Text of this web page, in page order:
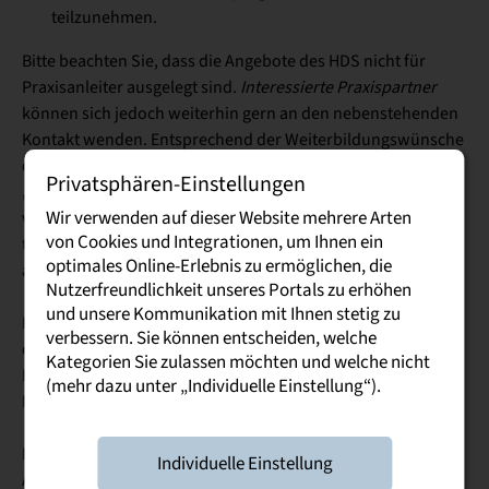
teilzunehmen.
Bitte beachten Sie, dass die Angebote des HDS nicht für
Praxisanleiter ausgelegt sind. Interessierte Praxispartner
können sich jedoch weiterhin gern an den nebenstehenden
Kontakt wenden. Entsprechend der Weiterbildungswünsche
der Firmen können in Anlehnung an die Erfahrungen des
„Didacticum“individuelle Coachingsund Seminare
vermittelt werden. Die Kosten sind durch die Firmen zu
tragen und zwischen Seminarleitung und Firma
auszuhandeln.
Für Ihre organisatorischen und inhaltlichen Fragen rund um
die Seminare und das Zertifikatsprogramm des HDS steht
Ihnen unsere Ansprechpartnerin gern telefonisch oder per
Mail zur Verfügung.
Darüber hinaus können Sie sich mit Ihren Fragen zu den
Angeboten des HDS auch gern direkt an die
Privatsphären-Einstellungen
Wir verwenden auf dieser Website mehrere Arten
von Cookies und Integrationen, um Ihnen ein
optimales Online-Erlebnis zu ermöglichen, die
Nutzerfreundlichkeit unseres Portals zu erhöhen
und unsere Kommunikation mit Ihnen stetig zu
verbessern. Sie können entscheiden, welche
Kategorien Sie zulassen möchten und welche nicht
(mehr dazu unter „Individuelle Einstellung“).
Individuelle Einstellung